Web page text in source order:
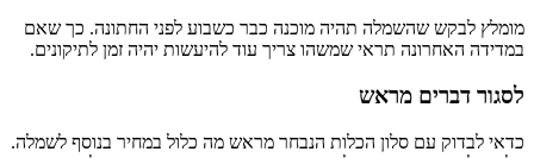
לבקש שהשמלה תהיה מוכנה כבר כשבוע לפני החתונה. כך שאם
האחרונה תראי שמשהו צריך עוד להיעשות יהיה זמן לתיקונים.
דברים מראש
לבדוק עם סלון הכלות הנבחר מראש מה כלול במחיר בנוסף לשמלה.